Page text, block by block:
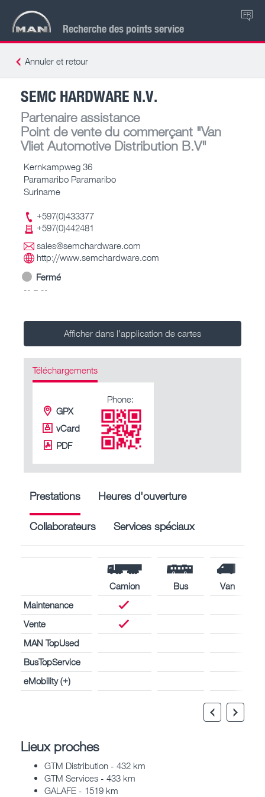
Recherche des points service
FR
Annuler et retour
SEMC HARDWARE N.V.
Partenaire assistance
Point de vente du commerçant "Van
Vliet Automotive Distribution B.V"
Kernkampweg 36
Paramaribo Paramaribo
Suriname
+597(0)433377
+597(0)442481
sales@semchardware.com
http://www.semchardware.com
Fermé
-- – --
Afficher dans l’application de cartes
Téléchargements
GPX
vCard
PDF
Phone:
Prestations Heures d'ouverture
Collaborateurs Services spéciaux
Camion Bus
Van
Maintenance
Vente
MAN TopUsed
BusTopService
eMobility (+)
Lieux proches
GTM Distribution - 432 km
GTM Services - 433 km
GALAFE - 1519 km